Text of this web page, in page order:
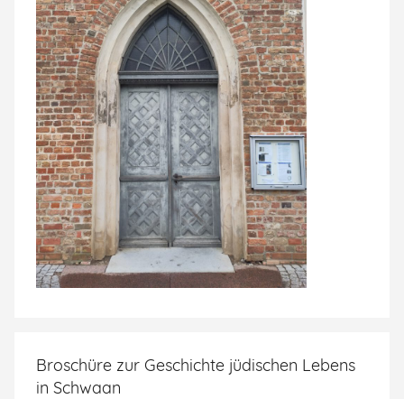
Broschüre zur Geschichte jüdischen Lebens
in Schwaan